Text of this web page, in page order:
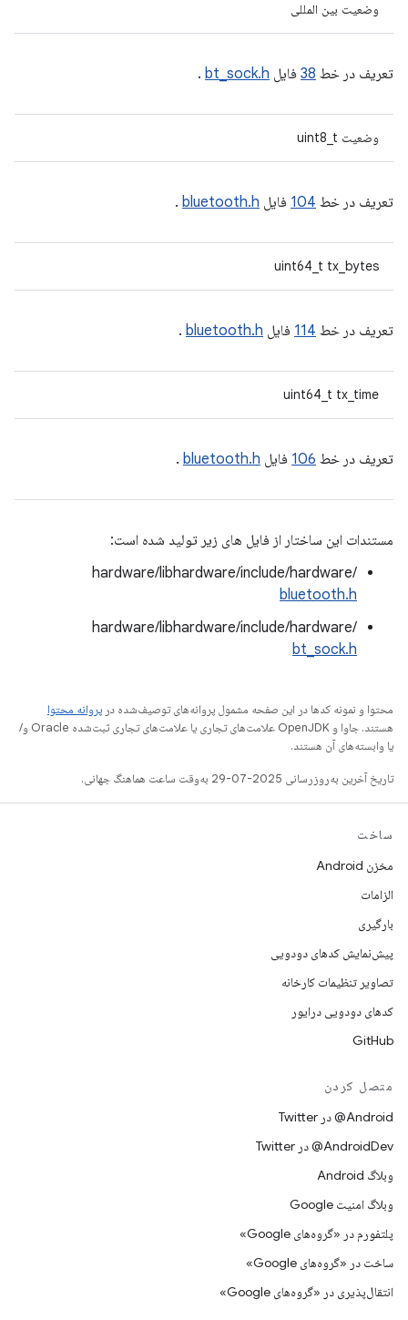
وضعیت بین المللی
تعریف در خط 38 فایل bt_sock.h
.
وضعیت uint8_t
تعریف در خط 104 فایل bluetooth.h
.
uint64_t tx_bytes
تعریف در خط 114 فایل bluetooth.h
.
uint64_t tx_time
تعریف در خط 106 فایل bluetooth.h
.
مستندات این ساختار از فایل های زیر تولید شده است:
hardware/libhardware/include/hardware/
bluetooth.h
hardware/libhardware/include/hardware/
bt_sock.h
محتوا و نمونه کدها در این صفحه مشمول پروانه‌های توصیف‌شده در پروانه محتوا
هستند. جاوا و OpenJDK علامت‌های تجاری یا علامت‌های تجاری ثبت‌شده Oracle و/
یا وابسته‌های آن هستند.
تاریخ آخرین به‌روزرسانی 2025-07-29 به‌وقت ساعت هماهنگ جهانی.
ساخت
مخزن Android
الزامات
بارگیری
پیش‌نمایش کدهای دودویی
تصاویر تنظیمات کارخانه
کدهای دودویی درایور
GitHub
متصل کردن
Android@ در Twitter
AndroidDev@ در Twitter
وبلاگ Android
وبلاگ امنیت Google
پلتفورم در «گروه‌های Google»
ساخت در «گروه‌های Google»
انتقال‌پذیری در «گروه‌های Google»